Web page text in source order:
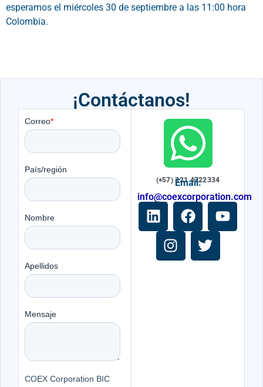
esperamos el miércoles 30 de septiembre a las 11:00 hora
Colombia.
¡Contáctanos!
(+57) 321 4722334
Email:
info@coexcorporation.com